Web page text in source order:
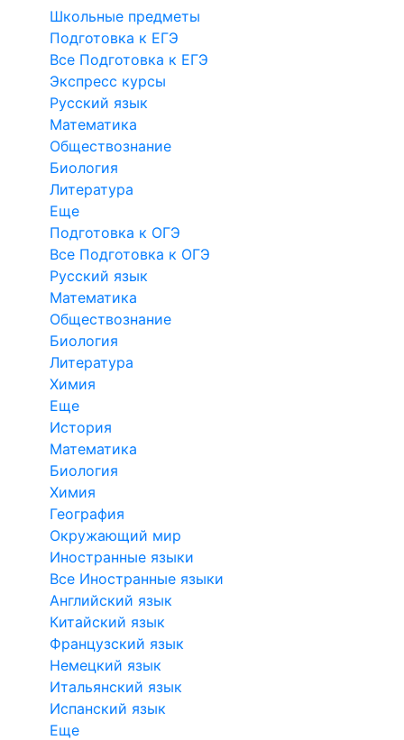
Школьные предметы
Подготовка к ЕГЭ
Все Подготовка к ЕГЭ
Экспресс курсы
Русский язык
Математика
Обществознание
Биология
Литература
Еще
Подготовка к ОГЭ
Все Подготовка к ОГЭ
Русский язык
Математика
Обществознание
Биология
Литература
Химия
Еще
История
Математика
Биология
Химия
География
Окружающий мир
Иностранные языки
Все Иностранные языки
Английский язык
Китайский язык
Французский язык
Немецкий язык
Итальянский язык
Испанский язык
Еще